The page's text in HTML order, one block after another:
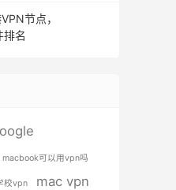
节点，
名
macbook可以用vpn吗
校vpn mac vpn